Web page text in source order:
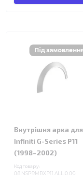
Внутрішня арка для
Infiniti G-Series P11
(1998–2002)
Код товару:
08.NSPRMRXP11.ALL.0.00